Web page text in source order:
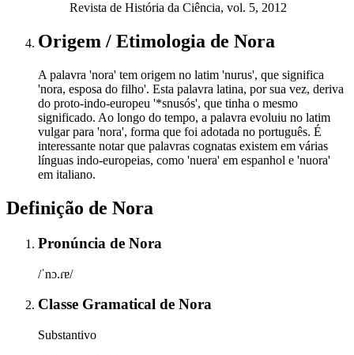
Revista de História da Ciência, vol. 5, 2012
Origem / Etimologia de Nora
A palavra 'nora' tem origem no latim 'nurus', que significa
'nora, esposa do filho'. Esta palavra latina, por sua vez, deriva
do proto-indo-europeu '*snusós', que tinha o mesmo
significado. Ao longo do tempo, a palavra evoluiu no latim
vulgar para 'nora', forma que foi adotada no português. É
interessante notar que palavras cognatas existem em várias
línguas indo-europeias, como 'nuera' em espanhol e 'nuora'
em italiano.
Definição de Nora
Pronúncia de Nora
/ˈnɔ.ɾɐ/
Classe Gramatical de Nora
Substantivo